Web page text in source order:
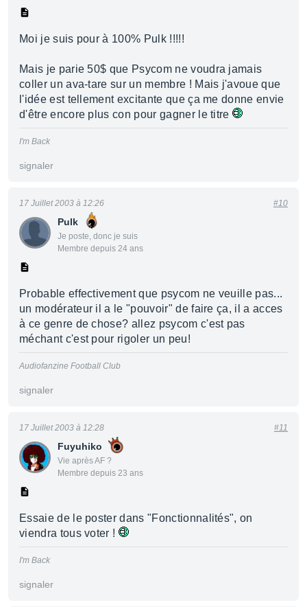
Moi je suis pour à 100% Pulk !!!!!
Mais je parie 50$ que Psycom ne voudra jamais
coller un ava-tare sur un membre ! Mais j'avoue que
l'idée est tellement excitante que ça me donne envie
d'être encore plus con pour gagner le titre
I'm Back
signaler
Pulk
Je poste, donc je suis
Membre depuis 24 ans
17 Juillet 2003 à 12:26 #10
Probable effectivement que psycom ne veuille pas...
un modérateur il a le "pouvoir" de faire ça, il a acces
à ce genre de chose? allez psycom c'est pas
méchant c'est pour rigoler un peu!
Audiofanzine Football Club
signaler
Fuyuhiko
Vie après AF ?
Membre depuis 23 ans
17 Juillet 2003 à 12:28 #11
Essaie de le poster dans "Fonctionnalités", on
viendra tous voter !
I'm Back
signaler